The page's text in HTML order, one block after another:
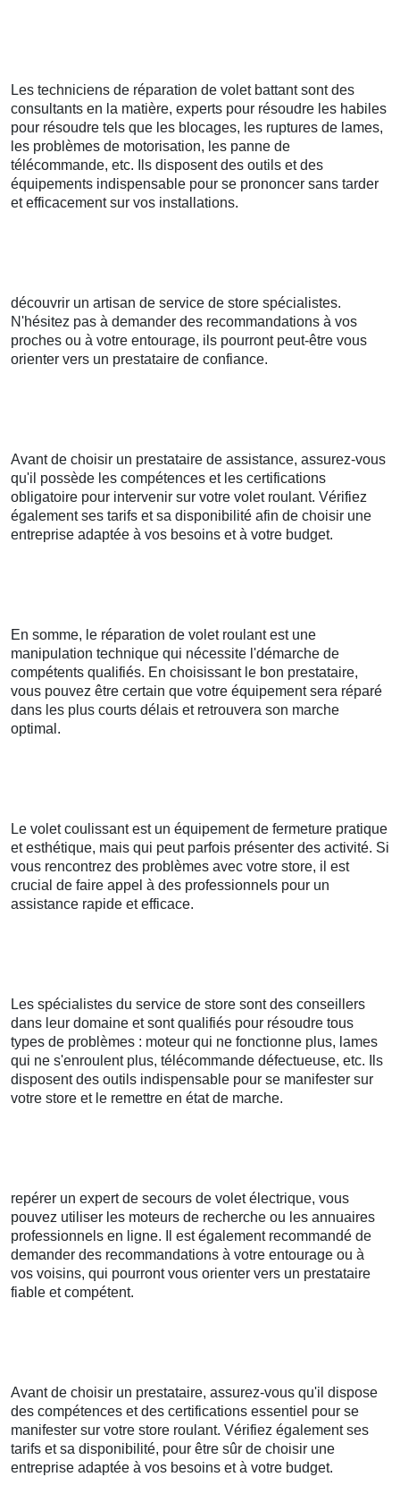
Les techniciens de réparation de volet battant sont des
consultants en la matière, experts pour résoudre les habiles
pour résoudre tels que les blocages, les ruptures de lames,
les problèmes de motorisation, les panne de
télécommande, etc. Ils disposent des outils et des
équipements indispensable pour se prononcer sans tarder
et efficacement sur vos installations.
découvrir un artisan de service de store spécialistes.
N'hésitez pas à demander des recommandations à vos
proches ou à votre entourage, ils pourront peut-être vous
orienter vers un prestataire de confiance.
Avant de choisir un prestataire de assistance, assurez-vous
qu'il possède les compétences et les certifications
obligatoire pour intervenir sur votre volet roulant. Vérifiez
également ses tarifs et sa disponibilité afin de choisir une
entreprise adaptée à vos besoins et à votre budget.
En somme, le réparation de volet roulant est une
manipulation technique qui nécessite l'démarche de
compétents qualifiés. En choisissant le bon prestataire,
vous pouvez être certain que votre équipement sera réparé
dans les plus courts délais et retrouvera son marche
optimal.
Le volet coulissant est un équipement de fermeture pratique
et esthétique, mais qui peut parfois présenter des activité. Si
vous rencontrez des problèmes avec votre store, il est
crucial de faire appel à des professionnels pour un
assistance rapide et efficace.
Les spécialistes du service de store sont des conseillers
dans leur domaine et sont qualifiés pour résoudre tous
types de problèmes : moteur qui ne fonctionne plus, lames
qui ne s'enroulent plus, télécommande défectueuse, etc. Ils
disposent des outils indispensable pour se manifester sur
votre store et le remettre en état de marche.
repérer un expert de secours de volet électrique, vous
pouvez utiliser les moteurs de recherche ou les annuaires
professionnels en ligne. Il est également recommandé de
demander des recommandations à votre entourage ou à
vos voisins, qui pourront vous orienter vers un prestataire
fiable et compétent.
Avant de choisir un prestataire, assurez-vous qu'il dispose
des compétences et des certifications essentiel pour se
manifester sur votre store roulant. Vérifiez également ses
tarifs et sa disponibilité, pour être sûr de choisir une
entreprise adaptée à vos besoins et à votre budget.